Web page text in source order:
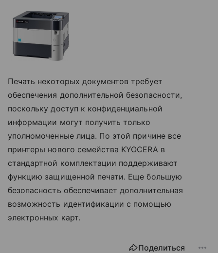
Печать некоторых документов требует
обеспечения дополнительной безопасности,
поскольку доступ к конфиденциальной
информации могут получить только
уполномоченные лица. По этой причине все
принтеры нового семейства KYOCERA в
стандартной комплектации поддерживают
функцию защищенной печати. Еще большую
безопасность обеспечивает дополнительная
возможность идентификации с помощью
электронных карт.
Поделиться